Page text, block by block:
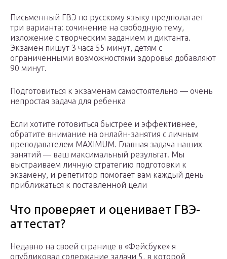
Письменный ГВЭ по русскому языку предполагает
три варианта: сочинение на свободную тему,
изложение с творческим заданием и диктанта.
Экзамен пишут 3 часа 55 минут, детям с
ограниченными возможностями здоровья добавляют
90 минут.
Подготовиться к экзаменам самостоятельно — очень
непростая задача для ребенка
Если хотите готовиться быстрее и эффективнее,
обратите внимание на онлайн-занятия с личным
преподавателем MAXIMUM. Главная задача наших
занятий — ваш максимальный результат. Мы
выстраиваем личную стратегию подготовки к
экзамену, и репетитор помогает вам каждый день
приближаться к поставленной цели
Что проверяет и оценивает ГВЭ-
аттестат?
Недавно на своей странице в «Фейсбуке» я
опубликовал содержание задачи 5, в которой